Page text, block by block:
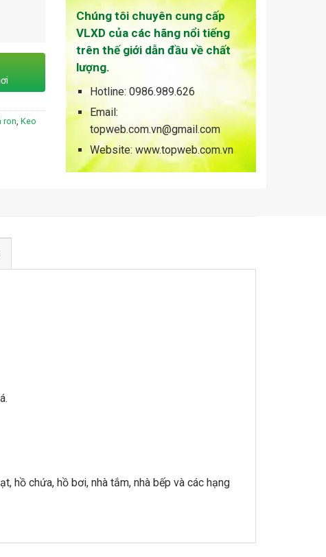
ron, Keo
Chúng tôi chuyên cung cấp
VLXD của các hãng nổi tiếng
trên thế giới dẫn đầu về chất
lượng.
Hotline: 0986.989.626
Email:
topweb.com.vn@gmail.com
Website: www.topweb.com.vn
hồ chứa, hồ bơi, nhà tắm, nhà bếp và các hạng